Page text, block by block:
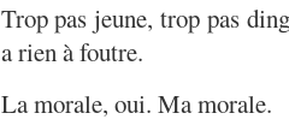
Trop pas jeune, trop pas
a rien à foutre.
La morale, oui. Ma morale.